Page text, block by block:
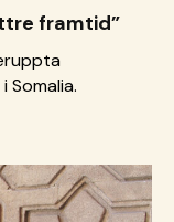
framtid”
Somalia.